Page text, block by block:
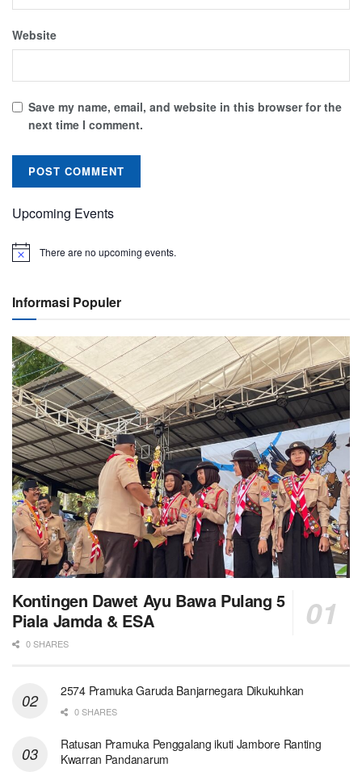
Website
Save my name, email, and website in this browser for the
next time I comment.
Upcoming Events
There are no upcoming events.
Informasi Populer
Kontingen Dawet Ayu Bawa Pulang 5
Piala Jamda & ESA
0 SHARES
2574 Pramuka Garuda Banjarnegara Dikukuhkan
0 SHARES
Ratusan Pramuka Penggalang ikuti Jambore Ranting
Kwarran Pandanarum